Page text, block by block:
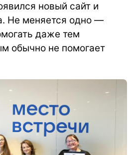
новый сайт и
Не меняется одно —
даже тем
обычно не помогает